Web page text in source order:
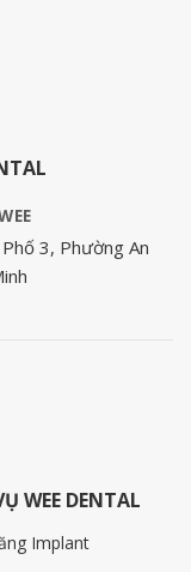
3, Phường An
WEE DENTAL
Implant